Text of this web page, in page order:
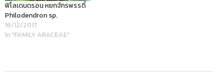
ฟิโลเดนดรอน หยกจักรพรรดิ์
Philodendron sp.
16/12/2017
In "FAMILY ARACEAE"